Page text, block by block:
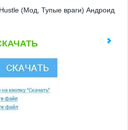
(Мод, Тупые враги) Андроид